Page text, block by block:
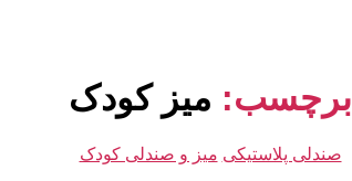
برچسب: میز کودک
دسته‌ها صندلی پلاستیکی میز و صندلی کودک